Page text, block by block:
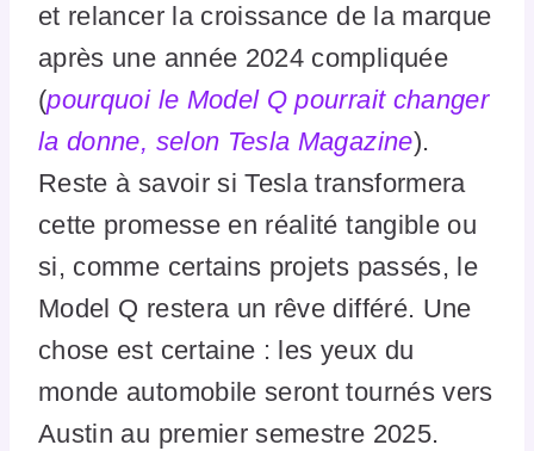
et relancer la croissance de la marque
après une année 2024 compliquée
(pourquoi le Model Q pourrait changer
la donne, selon Tesla Magazine).
Reste à savoir si Tesla transformera
cette promesse en réalité tangible ou
si, comme certains projets passés, le
Model Q restera un rêve différé. Une
chose est certaine : les yeux du
monde automobile seront tournés vers
Austin au premier semestre 2025.